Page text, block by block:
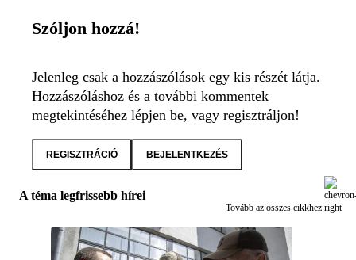
Szóljon hozzá!
Jelenleg csak a hozzászólások egy kis részét látja.
Hozzászóláshoz és a további kommentek
megtekintéséhez lépjen be, vagy regisztráljon!
REGISZTRÁCIÓ BEJELENTKEZÉS
A téma legfrissebb hírei
Tovább az összes cikkhez